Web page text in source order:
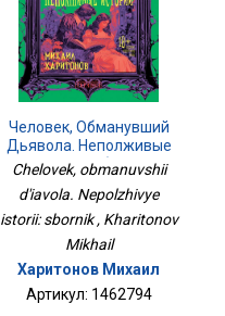
Человек, Обманувший
Дьявола. Неполживые
Истории: Сборник
Chelovek, obmanuvshii
d'iavola. Nepolzhivye
istorii: sbornik , Kharitonov
Mikhail
Харитонов Михаил
Артикул: 1462794